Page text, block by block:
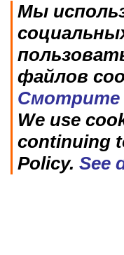
Мы
файлов
Смотрите
We use
continuing
Policy. See